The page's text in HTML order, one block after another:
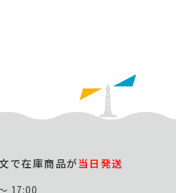
で在庫商品が当日発送
17:00